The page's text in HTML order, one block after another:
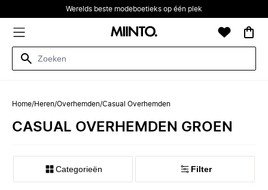
Werelds beste modeboetieks op één plek
Home/Heren/Overhemden/Casual Overhemden
CASUAL OVERHEMDEN GROEN
Categorieën Filter